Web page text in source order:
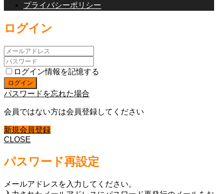
プライバシーポリシー
ログイン
ログイン情報を記憶する
パスワードを忘れた場合
会員ではない方は会員登録してください
新規会員登録
CLOSE
パスワード再設定
メールアドレスを入力してください。